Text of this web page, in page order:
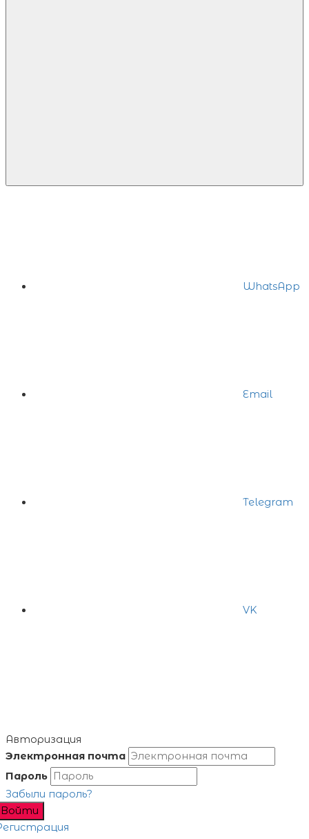
WhatsApp
Email
Telegram
VK
Авторизация
Электронная почта
Пароль
Забыли пароль?
Войти